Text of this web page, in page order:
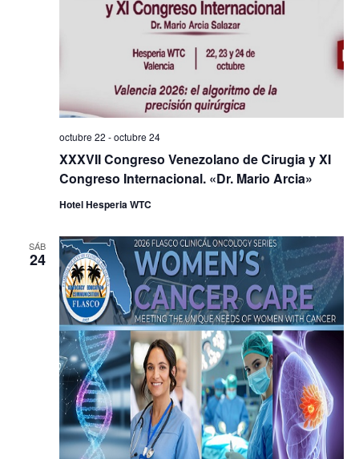
XXXVII Congreso Venezolano de Cirugia y XI
Congreso Internacional. «Dr. Mario Arcia»
octubre 22 -octubre 24
Hotel Hesperia WTC
SÁB
24